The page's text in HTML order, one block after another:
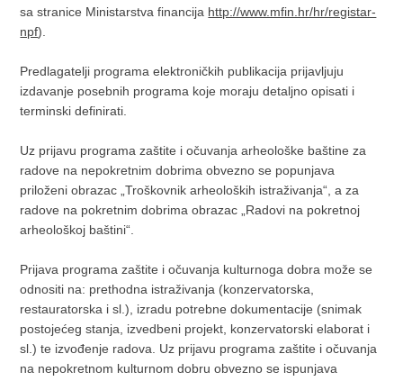
sa stranice Ministarstva financija http://www.mfin.hr/hr/registar-
npf).
Predlagatelji programa elektroničkih publikacija prijavljuju
izdavanje posebnih programa koje moraju detaljno opisati i
terminski definirati.
Uz prijavu programa zaštite i očuvanja arheološke baštine za
radove na nepokretnim dobrima obvezno se popunjava
priloženi obrazac „Troškovnik arheoloških istraživanja“, a za
radove na pokretnim dobrima obrazac „Radovi na pokretnoj
arheološkoj baštini“.
Prijava programa zaštite i očuvanja kulturnoga dobra može se
odnositi na: prethodna istraživanja (konzervatorska,
restauratorska i sl.), izradu potrebne dokumentacije (snimak
postojećeg stanja, izvedbeni projekt, konzervatorski elaborat i
sl.) te izvođenje radova. Uz prijavu programa zaštite i očuvanja
na nepokretnom kulturnom dobru obvezno se ispunjava